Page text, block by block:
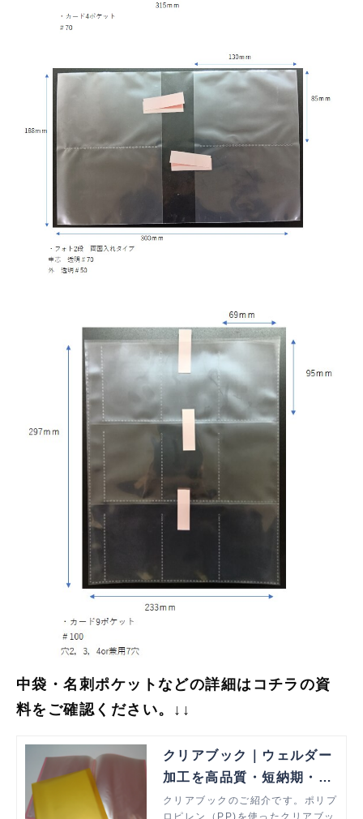
中袋・名刺ポケットなどの詳細はコチラの資
料をご確認ください。↓↓
クリアブック｜ウェルダー
加工を高品質・短納期・低
価格で解決
クリアブックのご紹介です。ポリプ
ロピレン（PP)を使ったクリアブッ